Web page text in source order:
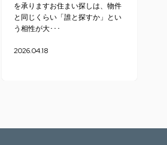
を承りますお住まい探しは、物件
と同じくらい「誰と探すか」とい
う相性が大･･･
2026.04.18